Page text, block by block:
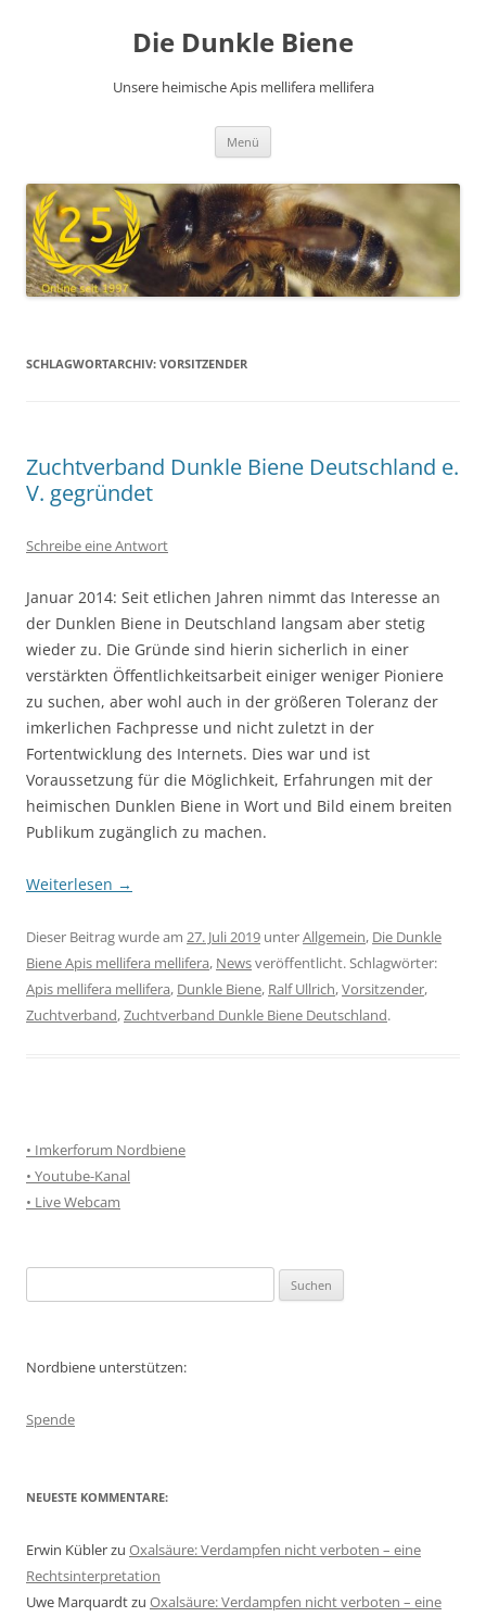
Die Dunkle Biene
Unsere heimische Apis mellifera mellifera
Menü
SCHLAGWORTARCHIV: VORSITZENDER
Zuchtverband Dunkle Biene Deutschland e.
V. gegründet
Schreibe eine Antwort
Januar 2014: Seit etlichen Jahren nimmt das Interesse an
der Dunklen Biene in Deutschland langsam aber stetig
wieder zu. Die Gründe sind hierin sicherlich in einer
verstärkten Öffentlichkeitsarbeit einiger weniger Pioniere
zu suchen, aber wohl auch in der größeren Toleranz der
imkerlichen Fachpresse und nicht zuletzt in der
Fortentwicklung des Internets. Dies war und ist
Voraussetzung für die Möglichkeit, Erfahrungen mit der
heimischen Dunklen Biene in Wort und Bild einem breiten
Publikum zugänglich zu machen.
Weiterlesen →
Dieser Beitrag wurde am 27. Juli 2019 unterAllgemein, Die Dunkle
Biene Apis mellifera mellifera, Newsveröffentlicht. Schlagwörter:
Apis mellifera mellifera, Dunkle Biene, Ralf Ullrich,Vorsitzender,
Zuchtverband,Zuchtverband Dunkle Biene Deutschland.
• Imkerforum Nordbiene
• Youtube-Kanal
• Live Webcam
nach:
Nordbiene unterstützen:
Spende
NEUESTE KOMMENTARE:
Erwin Küblerzu Oxalsäure: Verdampfen nicht verboten – eine
Rechtsinterpretation
Uwe Marquardtzu Oxalsäure: Verdampfen nicht verboten – eine